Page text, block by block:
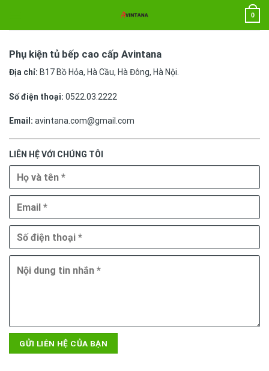
nội
0
Phụ kiện tủ bếp cao cấp Avintana
Địa chỉ: B17 Bồ Hỏa, Hà Cầu, Hà Đông, Hà Nội.
Số điện thoại: 0522.03.2222
Email: avintana.com@gmail.com
LIÊN HỆ VỚI CHÚNG TÔI